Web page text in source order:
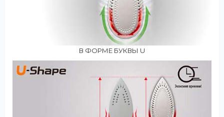
В ФОРМЕ БУКВЫ U